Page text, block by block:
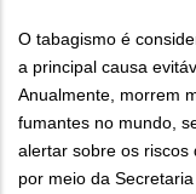
O tabagismo é
a principal causa
Anualmente, morrem
fumantes no mundo,
alertar sobre os riscos
por meio da